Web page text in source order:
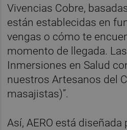
Vivencias Cobre,
están establecidas en
vengas o cómo te
momento de llegada.
Inmersiones en Salud
nuestros Artesanos del
masajistas)”.
Así, AERO está